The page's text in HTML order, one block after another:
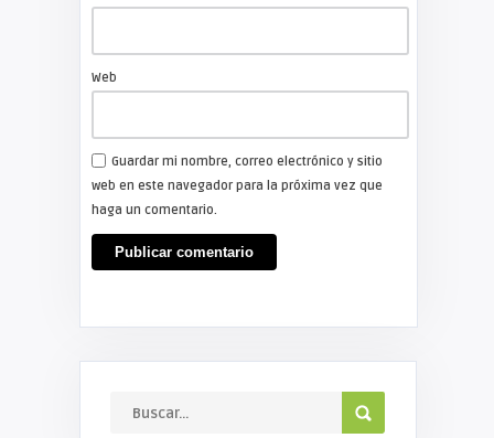
Web
Guardar mi nombre, correo electrónico y sitio
web en este navegador para la próxima vez que
haga un comentario.